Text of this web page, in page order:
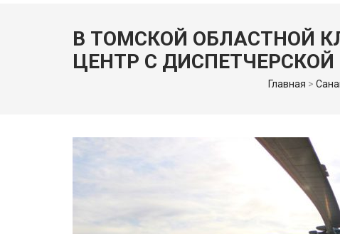
В ТОМСКОЙ ОБЛАСТНОЙ
ЦЕНТР С
Главная >